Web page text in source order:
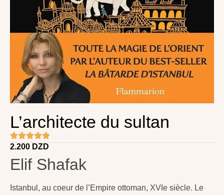
L’architecte du sultan
2.200 DZD
Elif Shafak
Istanbul, au coeur de l’Empire ottoman, XVIe siècle. Le